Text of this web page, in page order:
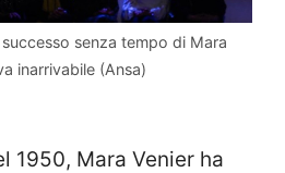
senza tempo di Mara
inarrivabile (Ansa)
1950, Mara Venier ha